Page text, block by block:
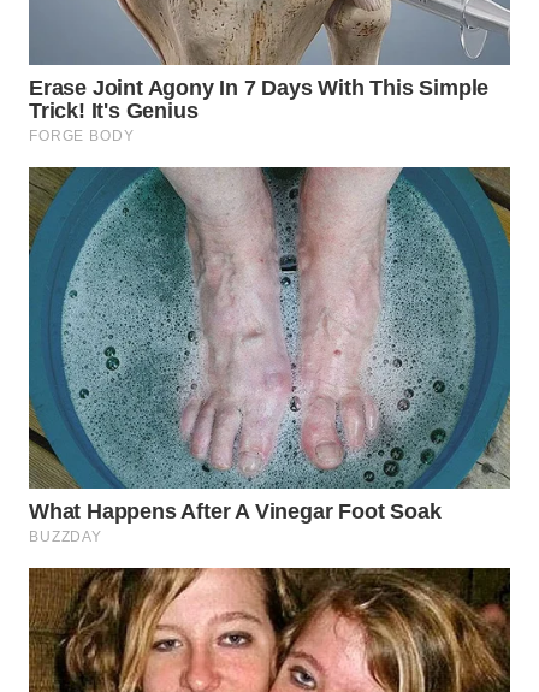
WN DELI
SERDANG
TEBING
TINGGI
WN
PAKPAK
WN
KARAWANG
WN
BEKASI
WN
BOGOR
WN